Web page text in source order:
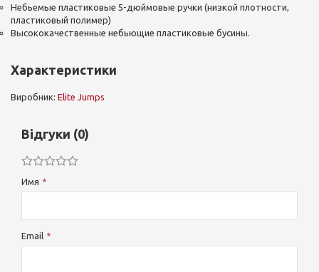
Небьемые пластиковые 5-дюймовые ручки (низкой плотности,
пластиковый полимер)
Высококачественные небьющие пластиковые бусины.
Характеристики
Виробник: Elite Jumps
Відгуки (0)
Имя
Email